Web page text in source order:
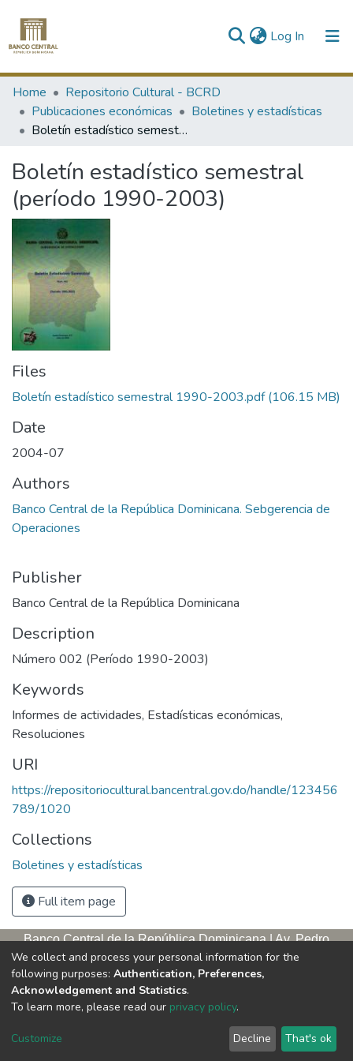
Log In (current)
Communities & Collections
All of DSpace
Home
Repositorio Cultural - BCRD
Publicaciones económicas
Boletines y estadísticas
Boletín estadístico semestral (período 1990-2003)
Boletín estadístico semestral
(período 1990-2003)
Files
Boletín estadístico semestral 1990-2003.pdf(106.15 MB)
Date
2004-07
Authors
Banco Central de la República Dominicana. Sebgerencia de
Operaciones
Publisher
Banco Central de la República Dominicana
Description
Número 002 (Período 1990-2003)
Keywords
Informes de actividades, Estadísticas económicas,
Resoluciones
URI
https://repositoriocultural.bancentral.gov.do/handle/123456
789/1020
Collections
Boletines y estadísticas
Full item page
Banco Central de la República Dominicana | Av. Pedro
Henríquez Ureña, esq. Av. Leopoldo Navarro. Antigua sede,
tercer piso
Apartado postal, 1347 | Santo Domingo de Guzmán, D. N.,
República Dominicana | Teléfono: 809-221-9111 Exts.: 3653 y
Horario de servicios. L/V. 9:00 a. m. – 5:00 p. m.
We collect and process your personal information for the
following purposes: Authentication, Preferences,
Acknowledgement and Statistics.
To learn more, please read our privacy policy.
Customize Decline That's ok